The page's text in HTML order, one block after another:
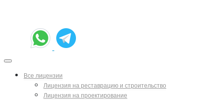
Все лицензии
Лицензия на реставрацию и строительство
Лицензия на проектирование